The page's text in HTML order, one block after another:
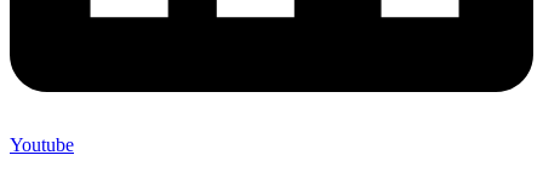
Youtube